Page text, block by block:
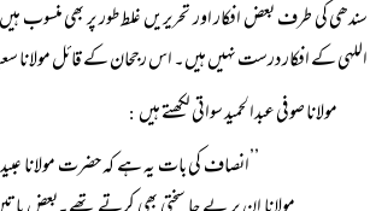
سندھی کی طرف بعض افکار اور تحریریں غلط طور پر بھی
اللہی کے افکار درست نہیں ہیں۔ اس رجحان کے قائل مولانا سعید
مولانا صوفی عبدالحمید سواتی لکھتے ہیں :
’’انصاف کی بات یہ ہے کہ حضرت مولانا